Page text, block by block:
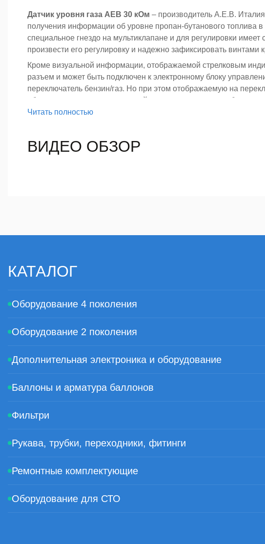
Датчик уровня газа AEB 30 кОм – производитель А.Е.В.
получения информации об уровне пропан-бутанового топлива в
специальное гнездо на мультиклапане и для регулировки
произвести его регулировку и надежно зафиксировать винтами
Кроме визуальной информации, отображаемой стрелковым
разъем и может быть подключен к электронному блоку
переключатель бензин/газ. Но при этом отображаемую на
абсолютно точную из-за высокой инерционности газа в баллоне
устройства.
винтами.
Читать полностью
ВИДЕО ОБЗОР
КАТАЛОГ
Оборудование 4 поколения
Оборудование 2 поколения
Дополнительная электроника и оборудование
Баллоны и арматура баллонов
Фильтри
Рукава, трубки, переходники, фитинги
Ремонтные комплектующие
Оборудование для СТО